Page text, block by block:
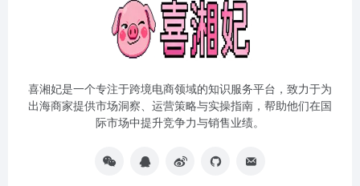
喜湘妃是一个专注于跨境电商领域的知识服务平台，致力于为
出海商家提供市场洞察、运营策略与实操指南，帮助他们在国
际市场中提升竞争力与销售业绩。